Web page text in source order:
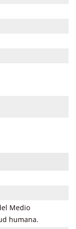
Medio
humana.